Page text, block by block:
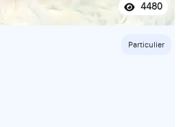
4480
Particulier